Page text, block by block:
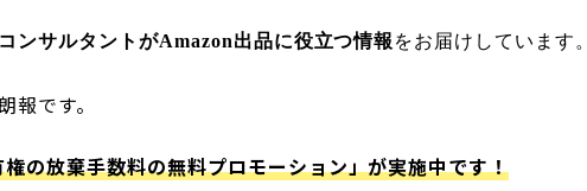
ンサルタントがAmazon出品に役立つ情報 をお届けしています。
です。
の放棄手数料の無料プロモーション」が実施中です！